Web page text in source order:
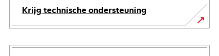
Krijg technische ondersteuning
opens
in